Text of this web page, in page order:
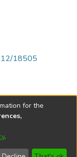
18505
Send
for the
.